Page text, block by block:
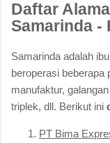
Daftar
Samarinda -
Samarinda adalah
beroperasi beberapa
manufaktur,
triplek, dll. Berikut ini
PT Bima